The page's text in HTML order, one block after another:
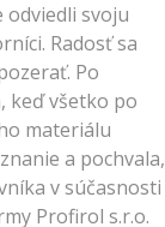
svoju
Radosť sa
Po
keď všetko po
materiálu
a pochvala,
v súčasnosti
Profirol s.r.o.